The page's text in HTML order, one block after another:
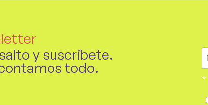
y suscríbete.
todo.
*